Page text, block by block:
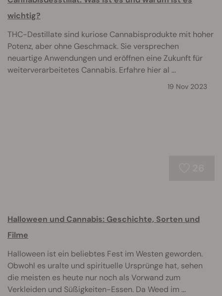
wichtig?
THC-Destillate sind kuriose Cannabisprodukte mit hoher
Potenz, aber ohne Geschmack. Sie versprechen
neuartige Anwendungen und eröffnen eine Zukunft für
weiterverarbeitetes Cannabis. Erfahre hier al ...
19 Nov 2023
Halloween und Cannabis: Geschichte, Sorten und
Filme
Halloween ist ein beliebtes Fest im Westen geworden.
Obwohl es uralte und spirituelle Ursprünge hat, sehen
die meisten es heute nur noch als Vorwand zum
Verkleiden und Süßigkeiten-Essen. Da Weed im ...